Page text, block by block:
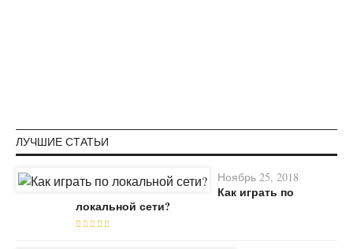
ЛУЧШИЕ СТАТЬИ
Ноябрь 25, 2018
Как играть по
локальной сети?